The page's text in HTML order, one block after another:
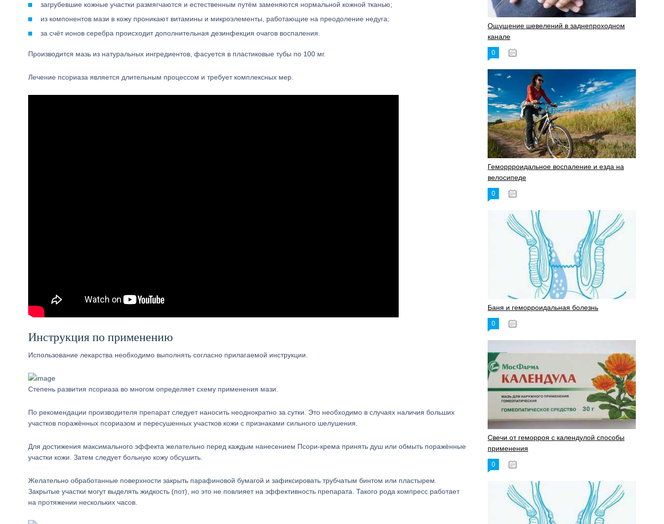
загрубевшие кожные участки размягчаются и естественным путём заменяются нормальной кожной тканью;
из компонентов мази в кожу проникают витамины и микроэлементы, работающие на преодоление недуга;
за счёт ионов серебра происходит дополнительная дезинфекция очагов воспаления.
Производится мазь из натуральных ингредиентов, фасуется в пластиковые тубы по 100 мг.
Лечение псориаза является длительным процессом и требует комплексных мер.
Инструкция по применению
Использование лекарства необходимо выполнять согласно прилагаемой инструкции.
Степень развития псориаза во многом определяет схему применения мази.
По рекомендации производителя препарат следует наносить неоднократно за сутки. Это необходимо в случаях наличия больших
участков поражённых псориазом и пересушенных участков кожи с признаками сильного шелушения.
Для достижения максимального эффекта желательно перед каждым нанесением Псори-крема принять душ или обмыть поражённые
участки кожи. Затем следует больную кожу обсушить.
Желательно обработанные поверхности закрыть парафиновой бумагой и зафиксировать трубчатым бинтом или пластырем.
Закрытые участки могут выделять жидкость (пот), но это не повлияет на эффективность препарата. Такого рода компресс работает
на протяжении нескольких часов.
Ощущение шевелений в заднепроходном
канале
0
Геморрроидальное воспаление и езда на
велосипеде
0
Баня и геморроидальная болезнь
0
Свечи от геморроя с календулой способы
применения
0